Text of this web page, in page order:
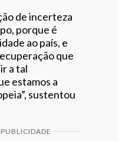
de incerteza
porque é
ao país, e
que
a tal
estamos a
sustentou